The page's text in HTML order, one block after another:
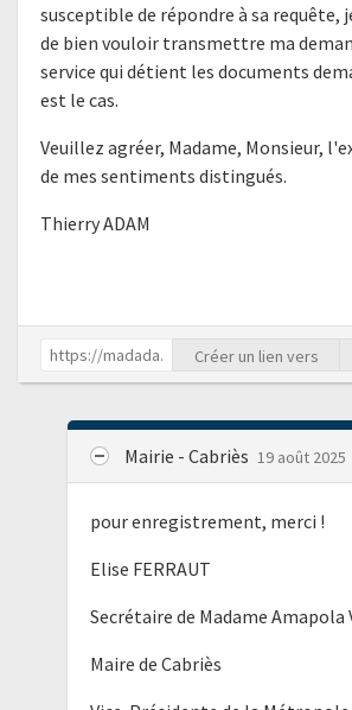
susceptible de répondre à sa requête,
de bien vouloir transmettre ma
service qui détient les documents
est le cas.
Veuillez agréer, Madame, Monsieur,
de mes sentiments distingués.
Thierry ADAM
Créer un lien vers
Mairie - Cabriès 19 août 2025
pour enregistrement, merci !
Elise FERRAUT
Secrétaire de Madame Amapola
Maire de Cabriès